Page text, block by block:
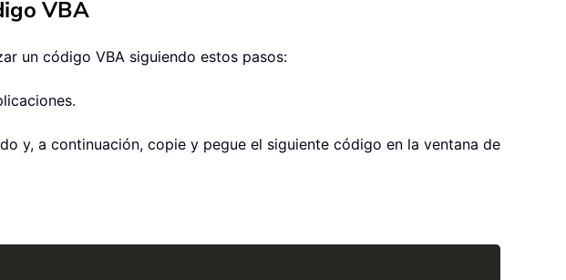
VBA
un código VBA siguiendo estos pasos:
y, a continuación, copie y pegue el siguiente código en la ventana de